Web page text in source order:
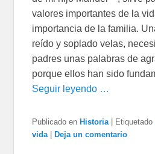
valores importantes de la
importancia de la familia.
reído y soplado velas,
padres unas palabras de
porque ellos han sido
Seguir leyendo …
Publicado en Historia Etiquetado
vida
Deja un comentario